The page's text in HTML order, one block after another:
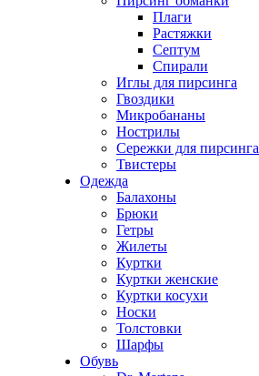
Плаги
Растяжки
Септум
Спирали
Иглы для пирсинга
Гвоздики
Микробананы
Нострилы
Сережки для пирсинга
Твистеры
Одежда
Балахоны
Брюки
Гетры
Жилеты
Куртки
Куртки женские
Куртки косухи
Носки
Толстовки
Шарфы
Обувь